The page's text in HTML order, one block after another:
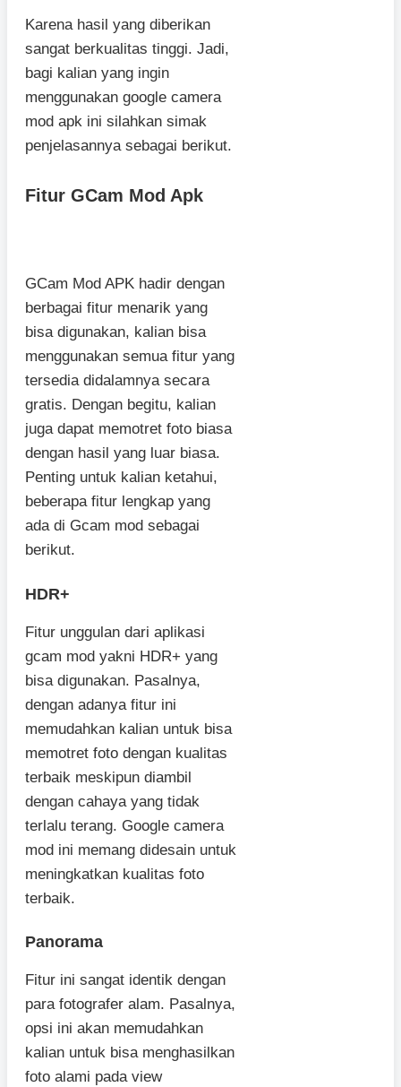
Karena hasil yang diberikan
sangat berkualitas tinggi. Jadi,
bagi kalian yang ingin
menggunakan google camera
mod apk ini silahkan simak
penjelasannya sebagai berikut.
Fitur GCam Mod Apk
GCam Mod APK hadir dengan
berbagai fitur menarik yang
bisa digunakan, kalian bisa
menggunakan semua fitur yang
tersedia didalamnya secara
gratis. Dengan begitu, kalian
juga dapat memotret foto biasa
dengan hasil yang luar biasa.
Penting untuk kalian ketahui,
beberapa fitur lengkap yang
ada di Gcam mod sebagai
berikut.
HDR+
Fitur unggulan dari aplikasi
gcam mod yakni HDR+ yang
bisa digunakan. Pasalnya,
dengan adanya fitur ini
memudahkan kalian untuk bisa
memotret foto dengan kualitas
terbaik meskipun diambil
dengan cahaya yang tidak
terlalu terang. Google camera
mod ini memang didesain untuk
meningkatkan kualitas foto
terbaik.
Panorama
Fitur ini sangat identik dengan
para fotografer alam. Pasalnya,
opsi ini akan memudahkan
kalian untuk bisa menghasilkan
foto alami pada view